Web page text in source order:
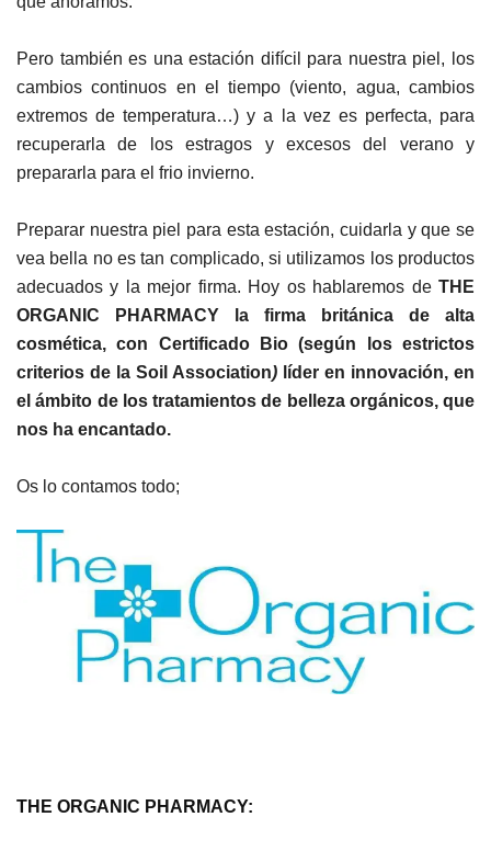
Pero también es una estación difícil para nuestra piel, los
cambios continuos en el tiempo (viento, agua, cambios
extremos de temperatura…) y a la vez es perfecta, para
recuperarla de los estragos y excesos del verano y
prepararla para el frio invierno.
Preparar nuestra piel para esta estación, cuidarla y que se
vea bella no es tan complicado, si utilizamos los productos
adecuados y la mejor firma. Hoy os hablaremos de THE
ORGANIC PHARMACY la firma británica de alta
cosmética, con Certificado Bio (según los estrictos
criterios de la Soil Association) líder en innovación, en
el ámbito de los tratamientos de belleza orgánicos, que
nos ha encantado.
Os lo contamos todo;
THE ORGANIC PHARMACY: